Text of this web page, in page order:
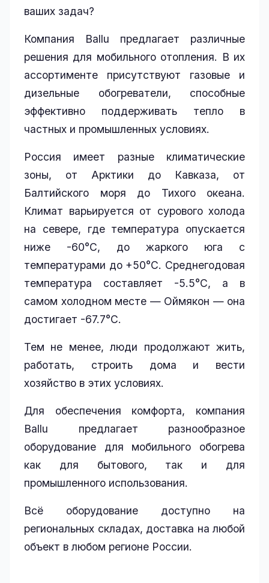
ваших задач?
Компания Ballu предлагает различные
решения для мобильного отопления. В их
ассортименте присутствуют газовые и
дизельные обогреватели, способные
эффективно поддерживать тепло в
частных и промышленных условиях.
Россия имеет разные климатические
зоны, от Арктики до Кавказа, от
Балтийского моря до Тихого океана.
Климат варьируется от сурового холода
на севере, где температура опускается
ниже -60°C, до жаркого юга с
температурами до +50°C. Среднегодовая
температура составляет -5.5°C, а в
самом холодном месте — Оймякон — она
достигает -67.7°C.
Тем не менее, люди продолжают жить,
работать, строить дома и вести
хозяйство в этих условиях.
Для обеспечения комфорта, компания
Ballu предлагает разнообразное
оборудование для мобильного обогрева
как для бытового, так и для
промышленного использования.
Всё оборудование доступно на
региональных складах, доставка на любой
объект в любом регионе России.